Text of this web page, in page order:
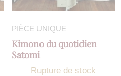
PIÈCE UNIQUE
Kimono du quotidien
Satomi
Rupture de stock